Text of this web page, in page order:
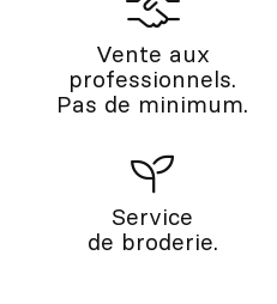
Vente aux
professionnels.
Pas de minimum.
Service
de broderie.